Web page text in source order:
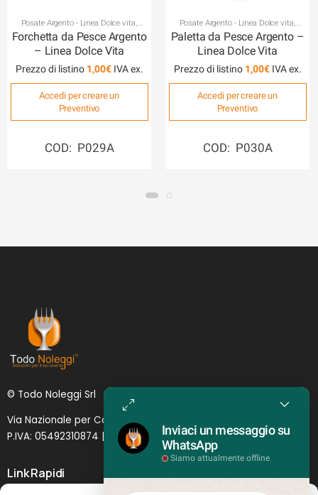
Posate Argento - Linea Dolce vita,
Posateria
Forchetta da Pesce Argento
– Linea Dolce Vita
Prezzo di listino 1,00€
Accedi per creare un
Preventivo
COD: P029A
Posate Argento - Linea Dolce vita,
Posateria
Paletta da Pesce Argento –
Linea Dolce Vita
Prezzo di listino 1,00€
Accedi per creare un
Preventivo
COD: P030A
© Todo Noleggi Srl
Via Nazionale per Catania, 6 | 95024 - Acireale (CT)
P.IVA: 05492310874 | SDI: MJ1 O YNU (Lettera )
Link Rapidi
Inviaci un messaggio su
WhatsApp
Siamo attualmente offline